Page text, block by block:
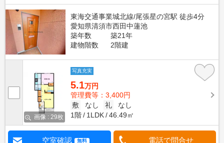
東海交通事業城北線/尾張星の宮駅 徒歩4分
愛知県清須市西田中蓮池
築年数
築21年
建物階数
2階建
画像 : 29枚
写真充実
5.1万円
管理費等：3,400円
敷
なし 礼
なし
1階
1LDK 46.49㎡
空室確認 無料 電話で問合せ